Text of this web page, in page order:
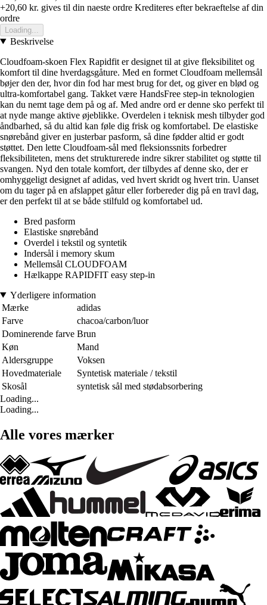
+20,60 kr. gives til din naeste ordre Krediteres efter bekraeftelse af din
ordre
Loading...
Beskrivelse
Cloudfoam-skoen Flex Rapidfit er designet til at give fleksibilitet og
komfort til dine hverdagsgåture. Med en formet Cloudfoam mellemsål
bøjer den der, hvor din fod har mest brug for det, og giver en blød og
ultra-komfortabel gang. Takket være HandsFree step-in teknologien
kan du nemt tage dem på og af. Med andre ord er denne sko perfekt til
at nyde mange aktive øjeblikke. Overdelen i teknisk mesh tilbyder god
åndbarhed, så du altid kan føle dig frisk og komfortabel. De elastiske
snørebånd giver en justerbar pasform, så dine fødder altid er godt
støttet. Den lette Cloudfoam-sål med fleksionssnits forbedrer
fleksibiliteten, mens det strukturerede indre sikrer stabilitet og støtte til
svangen. Nyd den totale komfort, der tilbydes af denne sko, der er
omhyggeligt designet af adidas, ved hvert skridt og hvert trin. Uanset
om du tager på en afslappet gåtur eller forbereder dig på en travl dag,
er den perfekt til at se både stilfuld og komfortabel ud.
Bred pasform
Elastiske snørebånd
Overdel i tekstil og syntetik
Indersål i memory skum
Mellemsål CLOUDFOAM
Hælkappe RAPIDFIT easy step-in
Yderligere information
Mærke
adidas
Farve
chacoa/carbon/luor
Dominerende farve Brun
Køn
Mand
Aldersgruppe
Voksen
Hovedmateriale
Syntetisk materiale / tekstil
Skosål
syntetisk sål med stødabsorbering
Loading...
Loading...
Alle vores mærker